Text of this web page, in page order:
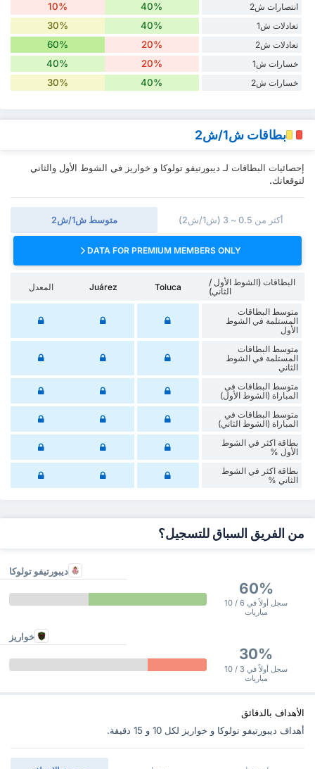
انتصارات ش2 40%
10%
تعادلات ش1 40%
30%
تعادلات ش2 20%
60%
خسارات ش1 20%
40%
خسارات ش2 40%
30%
بطاقات ش1/ش2
إحصائيات البطاقات لـ ديبورتيفو تولوكا و خواريز في الشوط الأول والثاني
لتوقعاتك.
متوسط ش1/ش2 أكثر من 0.5 ~ 3 (ش1/ش2)
DATA FOR PREMIUM MEMBERS ONLY
البطاقات (الشوط الأول /
الثاني)
Toluca
Juárez المعدل
متوسط البطاقات
المستلمة في الشوط
الأول
متوسط البطاقات
المستلمة في الشوط
الثاني
متوسط البطاقات في
المباراة (الشوط الأول)
متوسط البطاقات في
المباراة (الشوط الثاني)
‏بطاقة اكثر في الشوط
الأول %
‏بطاقة اكثر في الشوط
‏الثاني %
من الفريق السباق للتسجيل؟
ديبورتيفو تولوكا
60%
سجل أولاً في 6 / 10
مباريات
خواريز
30%
سجل أولاً في 3 / 10
مباريات
الأهداف بالدقائق
أهداف ديبورتيفو تولوكا و خواريز ‏لكل 10 و 15 دقيقة.